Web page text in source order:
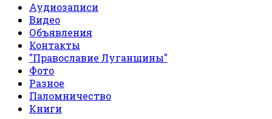
Аудиозаписи
Видео
Объявления
Контакты
"Православие Луганщины"
Фото
Разное
Паломничество
Книги